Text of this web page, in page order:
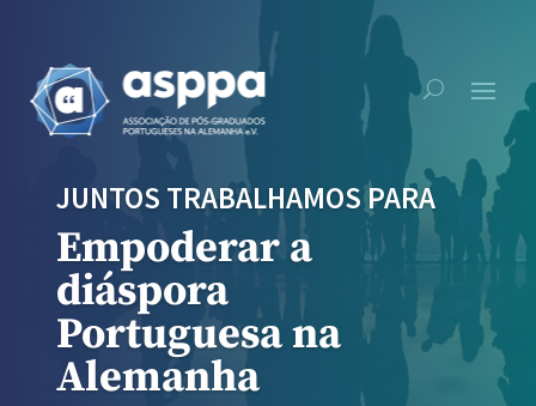
JUNTOS TRABALHAMOS PARA
Empoderar a
diáspora
Portuguesa na
Alemanha